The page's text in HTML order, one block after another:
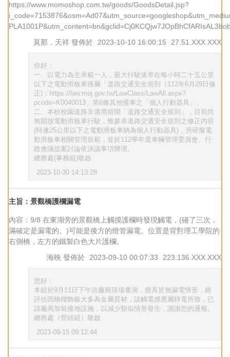
https://www.momoshop.com.tw/goods/GoodsDetail.jsp?
莫那．天祥 發佈於 2023-10-10 16:00:15 27.51.XXX.XXX
你好：
一、以電力為主承載一人，最大行駛速率在每小時二十五公里
以下之電動滑板車係屬「道路交通安全規則（112年6月29日修
正)；https://law.moj.gov.tw/LawClass/LawAll.aspx?
pcode=K0040013」第6條其他慢車之「個人行動器具」。
二、本校校園道路非適用前開「道路交通安全規則」，目前尚
無開放電動滑板車行駛，惟參卓道路交通安全規則之修正內容
(時速25公里以下之電動滑板車納為個人行動器具)，另研擬電
動滑板車相關管理規範，並於112學年度車輛管理委員會、行
政會議提案討論依決議事項辦理。
總務處(事務組)敬啟
2023-10-30 14:13:28
主旨：景觀橋護欄漏電
內容：9/8 在東湖旁的景觀橋上觸摸護欄時發現觸電，(碰了三次，
滿確定是漏電的。)可能是後方的燈管漏電。位置是背對理工學院的
右側橋，左方的鐵製白色大片護欄。
海映 發佈於 2023-09-10 00:07:33 223.136.XXX.XXX
您好：
本組於9月11日下午洽廠商現場量測，燈具皆無漏電情形，經
評估因橋樑飾板大多為金屬質材，該觸電感應屬靜電所致，已
請廠商加裝接地設施，以減少類似情形發生，謝謝您的通報。
總務處（營繕組）敬啟
2023-09-15 09:12:44